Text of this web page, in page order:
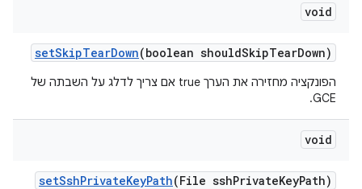
void
setSkipTearDown(boolean shouldSkipTearDown)
הפונקציה מחזירה את הערך true אם צריך לדלג על השבתה של
GCE.
void
setSshPrivateKeyPath(File sshPrivateKeyPath)